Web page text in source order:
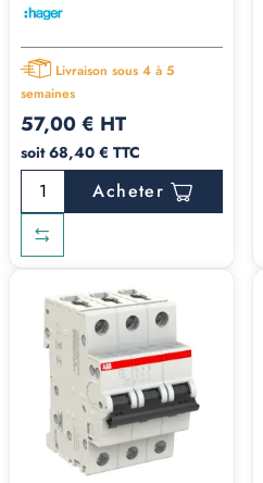
Livraison sous 4 à 5
semaines
57,00 € HT
soit 68,40 € TTC
Acheter